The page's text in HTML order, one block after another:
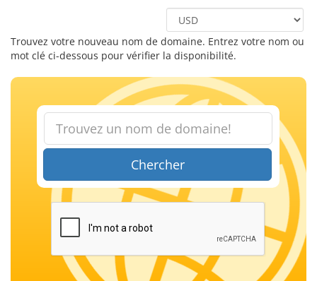
Trouvez votre nouveau nom de domaine. Entrez votre nom ou
mot clé ci-dessous pour vérifier la disponibilité.
Chercher